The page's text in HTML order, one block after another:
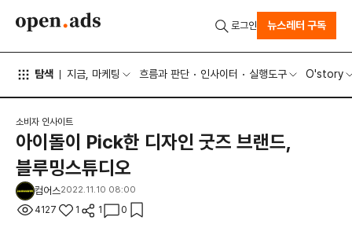
탐색 지금, 마케팅 흐름과 판단 인사이터 실행도구 O'story
로그인 뉴스레터 구독
소비자 인사이트
아이돌이 Pick한 디자인 굿즈 브랜드,
블루밍스튜디오
컴어스2022.11.10 08:00
4127 1 1 0